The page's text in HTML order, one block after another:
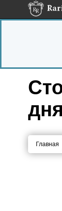
Главная